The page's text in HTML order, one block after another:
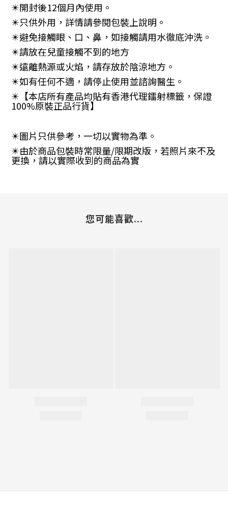
✴️開封後12個月內使用。
✴️只供外用，詳情請參閱包裝上說明。
✴️避免接觸眼、口、鼻，如接觸請用水徹底沖洗。
✴️請放在兒童接觸不到的地方
✴️遠離熱源或火焰，請存放於陰涼地方。
✴️如有任何不適，請停止使用並諮詢醫生。
✴️ 【本店所有產品均貼有香港代理鐳射標籤，保證
100%原裝正品行貨】
✴️圖片只供參考，一切以實物為準。
✴️由於商品包裝時常限量/限期改版，若照片來不及
更換，請以實際收到的商品為實
您可能喜歡...